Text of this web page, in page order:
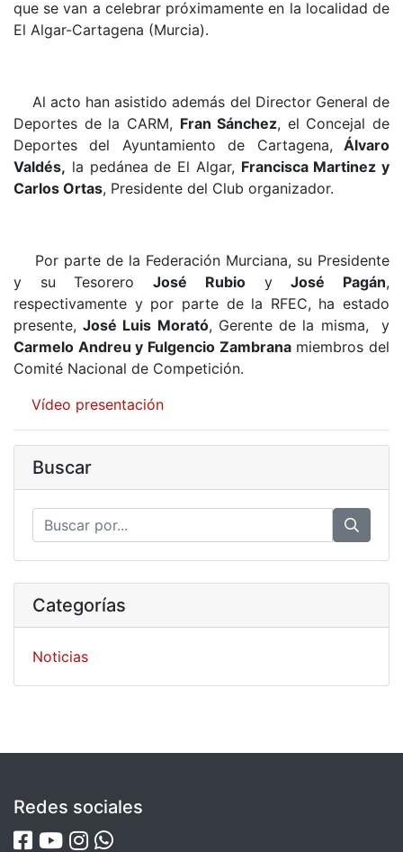
que se van a celebrar próximamente en la localidad de
El Algar-Cartagena (Murcia).
Al acto han asistido además del Director General de
Deportes de la CARM, Fran Sánchez, el Concejal de
Deportes del Ayuntamiento de Cartagena, Álvaro
Valdés, la pedánea de El Algar, Francisca Martinez y
Carlos Ortas, Presidente del Club organizador.
Por parte de la Federación Murciana, su Presidente
y su TesoreroJosé RubioyJosé Pagán,
respectivamente y por parte de la RFEC, ha estado
presente,José Luis Morató, Gerente de la misma, y
Carmelo Andreu y Fulgencio Zambranamiembros del
Comité Nacional de Competición.
Vídeo presentación
Buscar
Categorías
Noticias
Redes sociales